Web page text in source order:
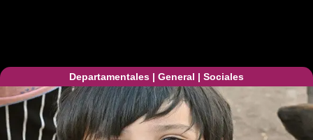
Departamentales | General | Sociales